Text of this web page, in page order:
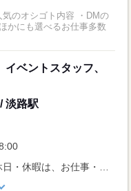
のオシゴト内容 ・DMの
かにも選べるお仕事多数
ベントスタッフ、
淡路駅
ーーーーーーーーーーーーー ◇休日・休暇は、お仕事・勤務場所により異なります！ ◇あなたの働きたいときに勤務が可能♪ 主婦(夫)さんやフリーターさんなど、 休み希望などもお気軽にお伝えくださいね。